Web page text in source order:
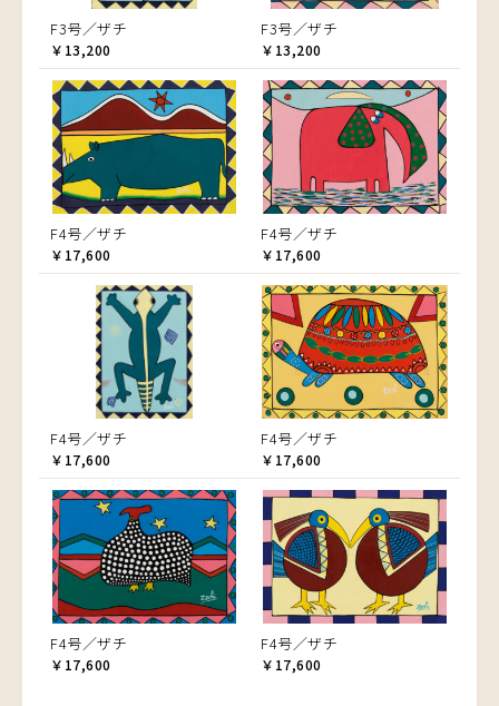
F3号／ザチ
￥13,200
F3号／ザチ
￥13,200
F4号／ザチ
￥17,600
F4号／ザチ
￥17,600
F4号／ザチ
￥17,600
F4号／ザチ
￥17,600
F4号／ザチ
￥17,600
F4号／ザチ
￥17,600